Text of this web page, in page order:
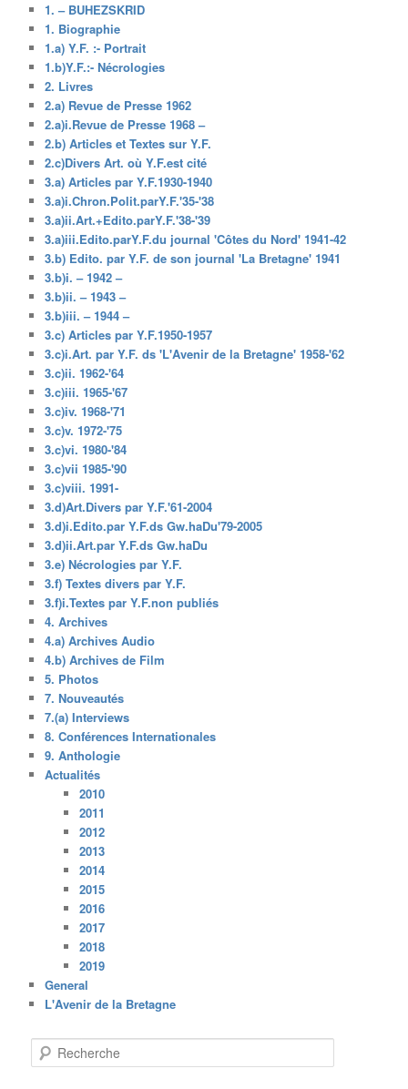
1. – BUHEZSKRID
1. Biographie
1.a) Y.F. :- Portrait
1.b)Y.F.:- Nécrologies
2. Livres
2.a) Revue de Presse 1962
2.a)i.Revue de Presse 1968 –
2.b) Articles et Textes sur Y.F.
2.c)Divers Art. où Y.F.est cité
3.a) Articles par Y.F.1930-1940
3.a)i.Chron.Polit.parY.F.'35-'38
3.a)ii.Art.+Edito.parY.F.'38-'39
3.a)iii.Edito.parY.F.du journal 'Côtes du Nord' 1941-42
3.b) Edito. par Y.F. de son journal 'La Bretagne' 1941
3.b)i. – 1942 –
3.b)ii. – 1943 –
3.b)iii. – 1944 –
3.c) Articles par Y.F.1950-1957
3.c)i.Art. par Y.F. ds 'L'Avenir de la Bretagne' 1958-'62
3.c)ii. 1962-'64
3.c)iii. 1965-'67
3.c)iv. 1968-'71
3.c)v. 1972-'75
3.c)vi. 1980-'84
3.c)vii 1985-'90
3.c)viii. 1991-
3.d)Art.Divers par Y.F.'61-2004
3.d)i.Edito.par Y.F.ds Gw.haDu'79-2005
3.d)ii.Art.par Y.F.ds Gw.haDu
3.e) Nécrologies par Y.F.
3.f) Textes divers par Y.F.
3.f)i.Textes par Y.F.non publiés
4. Archives
4.a) Archives Audio
4.b) Archives de Film
5. Photos
7. Nouveautés
7.(a) Interviews
8. Conférences Internationales
9. Anthologie
Actualités
2010
2011
2012
2013
2014
2015
2016
2017
2018
2019
General
L'Avenir de la Bretagne
e